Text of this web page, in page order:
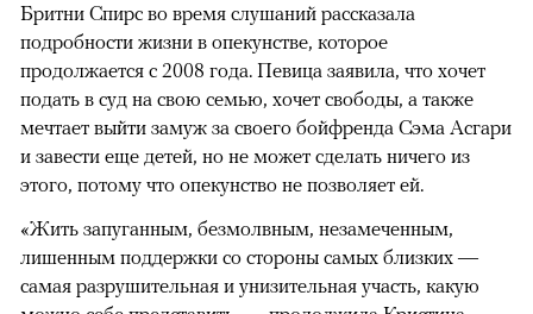
Бритни Спирс во время слушаний рассказала
подробности жизни в опекунстве, которое
продолжается с 2008 года. Певица заявила, что хочет
подать в суд на свою семью, хочет свободы, а также
мечтает выйти замуж за своего бойфренда Сэма Асгари
и завести еще детей, но не может сделать ничего из
этого, потому что опекунство не позволяет ей.
«Жить запуганным, безмолвным, незамеченным,
лишенным поддержки со стороны самых близких —
самая разрушительная и унизительная участь, какую